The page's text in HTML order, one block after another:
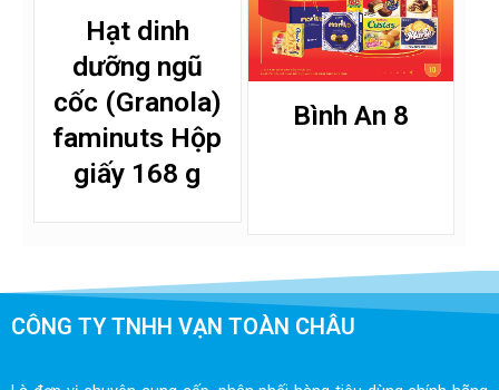
Hạt dinh
dưỡng ngũ
cốc (Granola)
faminuts Hộp
giấy 168 g
Bình An 8
CÔNG TY TNHH VẠN TOÀN CHÂU